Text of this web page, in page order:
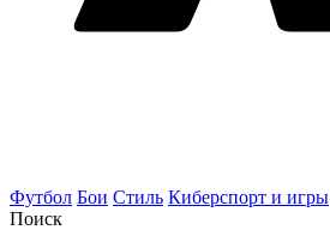
Футбол Бои Стиль Киберспорт и игры
Поиск